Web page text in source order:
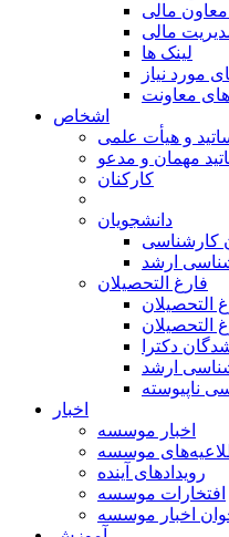
مالی
مالی
لینک ها
مورد نیاز
معاونت
اشخاص
و هیأت علمی
مهمان و مدعو
کارکنان
دانشجویان
کارشناسی
ارشد
فارغ التحصیلان
التحصیلان
التحصیلان
دکترا
ارشد
ناپیوسته
اخبار
اخبار موسسه
موسسه
رویدادهای آینده
افتخارات موسسه
اخبار موسسه